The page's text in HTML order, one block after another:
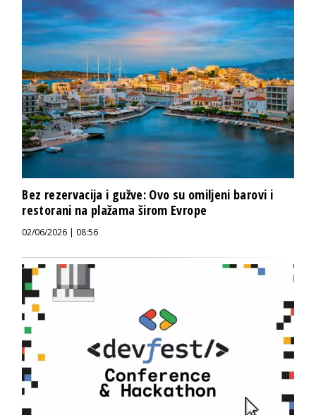
Bez rezervacija i gužve: Ovo su omiljeni barovi i
restorani na plažama širom Evrope
02/06/2026 | 08:56